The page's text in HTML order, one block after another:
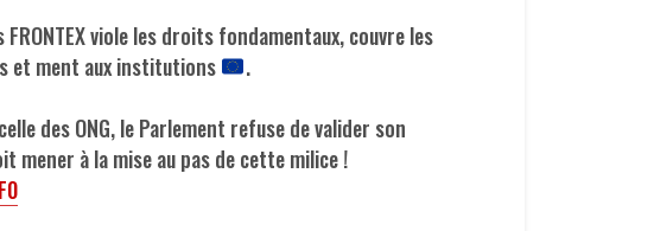
viole les droits fondamentaux, couvre les
et ment aux institutions
.
des ONG, le Parlement refuse de valider son
mener à la mise au pas de cette milice !